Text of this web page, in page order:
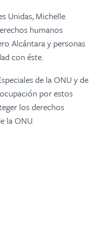
Unidas, Michelle
humanos
Alcántara y personas
con éste.
de la ONU y de
por estos
los derechos
la ONU.